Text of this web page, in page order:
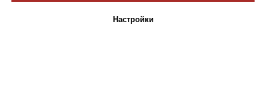
Настройки